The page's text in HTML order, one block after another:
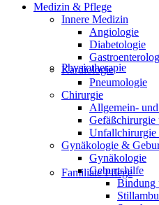
Physiotherapie
Familiale Pflege
Medizin & Pflege
Innere Medizin
Angiologie
Diabetologie
Kardiologie
Pneumologie
Chirurgie
Allgemein-
Gefäßchirurgie
Unfallchirurgie
Gynäkologie &
Gynäkologie
Geburtshilfe
Bindung